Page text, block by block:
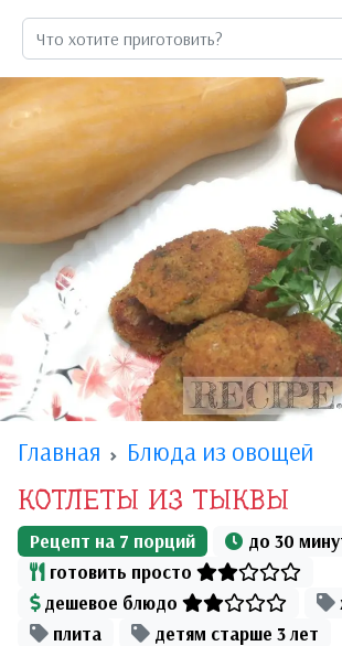
Главная Блюда из овощей
КОТЛЕТЫ ИЗ ТЫКВЫ
Рецепт на 7 порций
до 30
готовить просто
дешевое блюдо
плита
детям старше 3 лет